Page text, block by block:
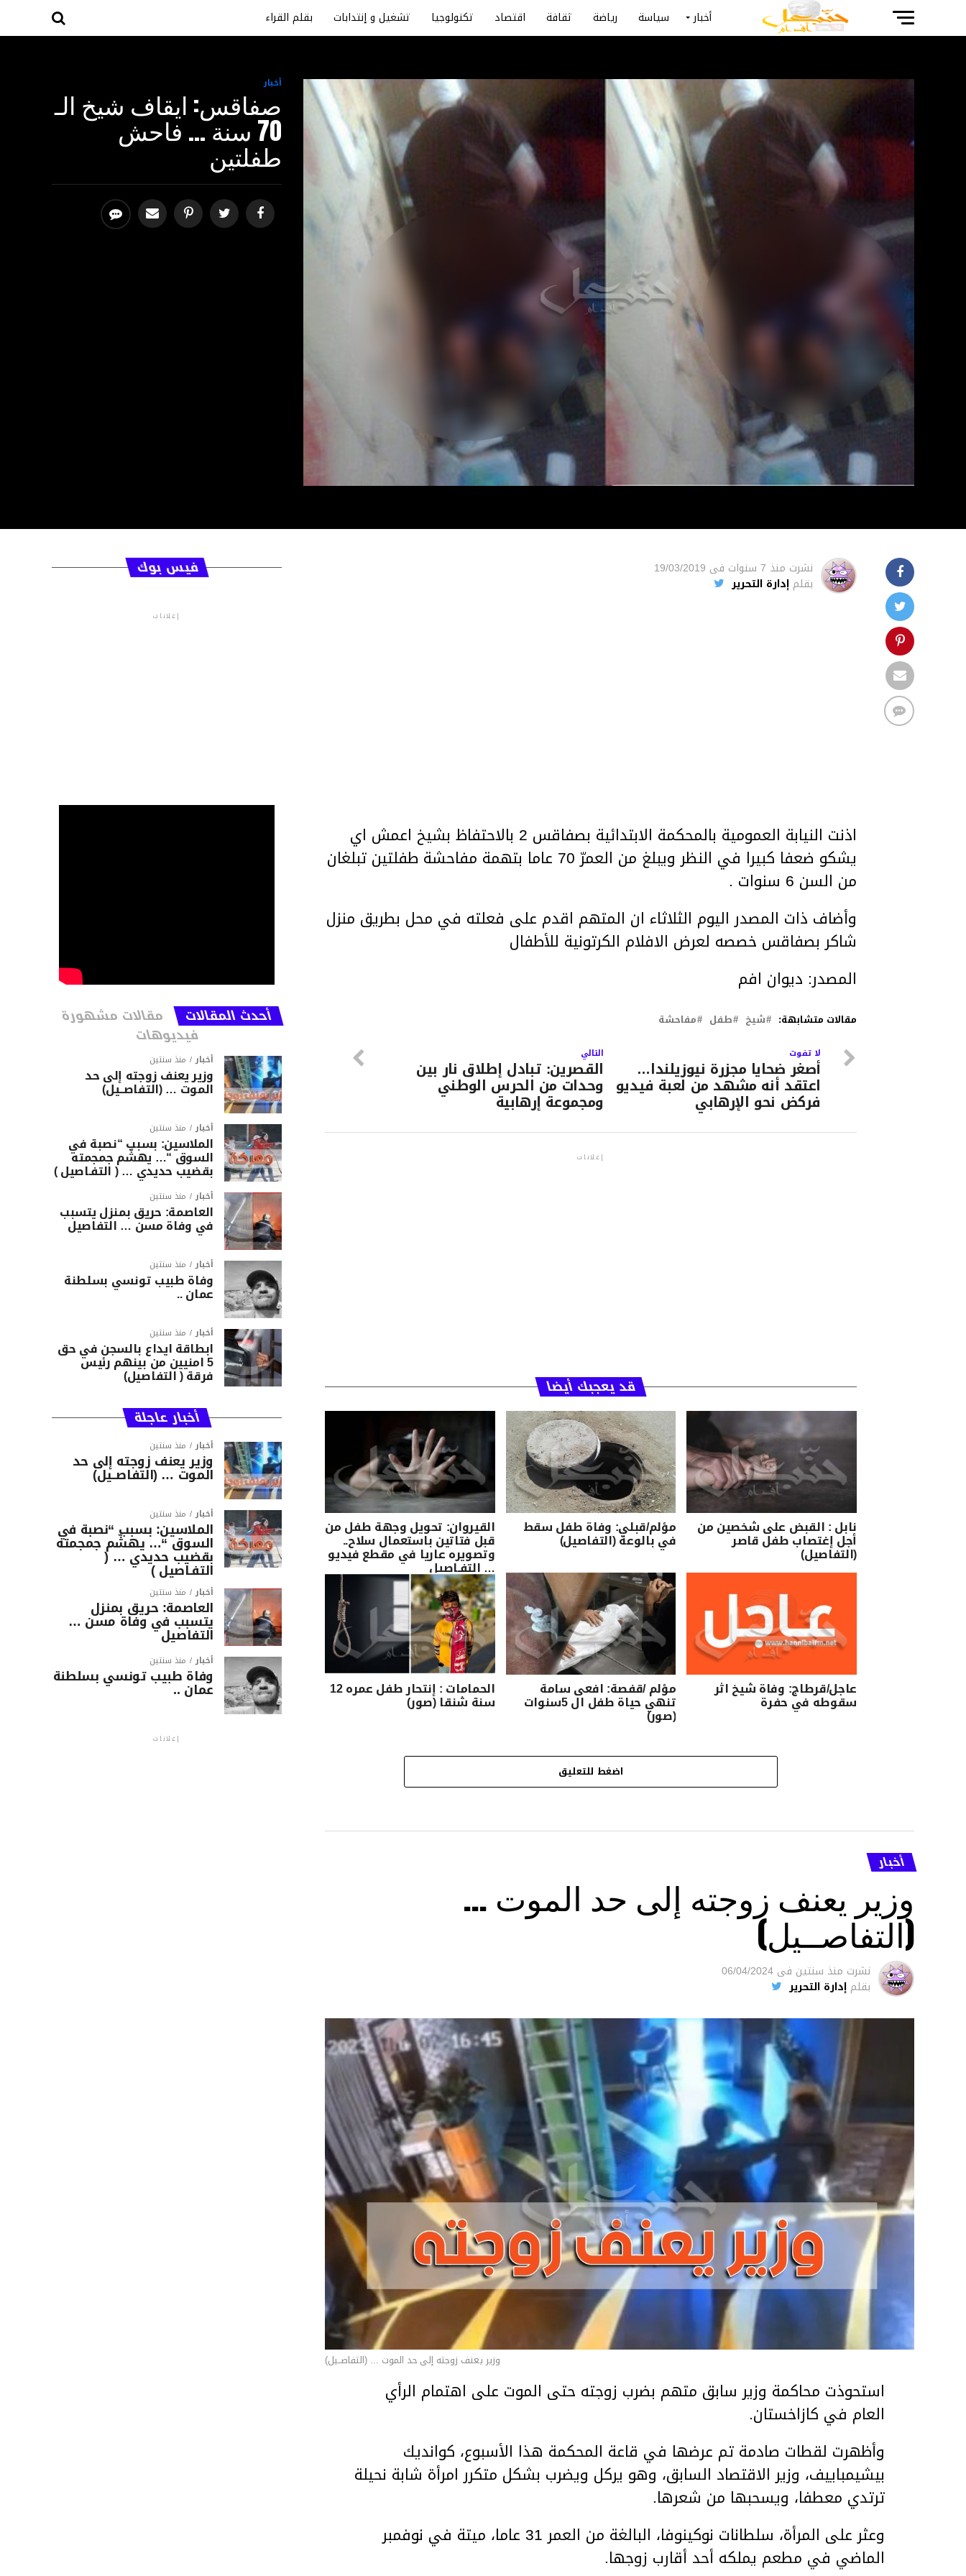
أخبار سياسة رياضة ثقافة اقتصاد تكنولوجيا تشغيل و إنتدابات بقلم القراء
أخبار
صفاقس: ايقاف شيخ الـ
70 سنة … فاحش
طفلتين
نشرت منذ 7 سنوات فى 19/03/2019
بقلم إدارة التحرير
اذنت النيابة العمومية بالمحكمة الابتدائية بصفاقس 2 بالاحتفاظ بشيخ اعمش اي
يشكو ضعفا كبيرا في النظر ويبلغ من العمرّ 70 عاما بتهمة مفاحشة طفلتين تبلغان
من السن 6 سنوات .
وأضاف ذات المصدر اليوم الثلاثاء ان المتهم اقدم على فعلته في محل بطريق منزل
شاكر بصفاقس خصصه لعرض الافلام الكرتونية للأطفال
المصدر: ديوان افم
مقالات متشابهة: شيخ طفل مفاحشة
التالي
القصرين: تبادل إطلاق نار بين
وحدات من الحرس الوطني
ومجموعة إرهابية
لا تفوت
أصغر ضحايا مجزرة نيوزيلندا…
اعتقد أنه مشهد من لعبة فيديو
فركض نحو الإرهابي
إعلانات
قد يعجبك أيضا
نابل : القبض على شخصين من
أجل إغتصاب طفل قاصر
(التفاصيل)
مؤلم/قبلي: وفاة طفل سقط
في بالوعة (التفاصيل)
القيروان: تحويل وجهة طفل من
قبل فتاتين باستعمال سلاح..
وتصويره عاريا في مقطع فيديو
… التفـاصيل
عاجل/قرطاج: وفاة شيخ اثر
سقوطه في حفرة
مؤلم /قفصة: افعى سامة
تنهي حياة طفل ال 5سنوات
(صور)
الحمامات : إنتحار طفل عمره 12
سنة شنقا (صور)
اضغط للتعليق
أخبار
وزير يعنف زوجته إلى حد الموت …
(التفاصــيل)
نشرت منذ سنتين فى 06/04/2024
بقلم إدارة التحرير
وزير يعنف زوجته إلى حد الموت ... (التفاصــيل)
استحوذت محاكمة وزير سابق متهم بضرب زوجته حتى الموت على اهتمام الرأي
العام في كازاخستان.
وأظهرت لقطات صادمة تم عرضها في قاعة المحكمة هذا الأسبوع، كوانديك
بيشيمباييف، وزير الاقتصاد السابق، وهو يركل ويضرب بشكل متكرر امرأة شابة نحيلة
ترتدي معطفا، ويسحبها من شعرها.
وعثر على المرأة، سلطانات نوكينوفا، البالغة من العمر 31 عاما، ميتة في نوفمبر
الماضي في مطعم يملكه أحد أقارب زوجها.
فيس بوك
إعلانات
أحدث المقالات مقالات مشهورة
فيديوهات
أخبار منذ سنتين
وزير يعنف زوجته إلى حد
الموت … (التفاصــيل)
أخبار منذ سنتين
الملاسين: بسبب “نصبة في
السوق “… يهشّم جمجمته
بقضيب حديدي … ( التفـاصيل )
أخبار منذ سنتين
العاصمة: حريق بمنزل يتسبب
في وفاة مسن … التفاصيل
أخبار منذ سنتين
وفاة طبيب تونسي بسلطنة
عمان ..
أخبار منذ سنتين
ابطاقة ايداع بالسجن في حق
5 امنيين من بينهم رئيس
فرقة ( التفاصيل)
أخبار عاجلة
أخبار منذ سنتين
وزير يعنف زوجته إلى حد
الموت … (التفاصــيل)
أخبار منذ سنتين
الملاسين: بسبب “نصبة في
السوق “… يهشّم جمجمته
بقضيب حديدي … (
التفـاصيل )
أخبار منذ سنتين
العاصمة: حريق بمنزل
يتسبب في وفاة مسن …
التفاصيل
أخبار منذ سنتين
وفاة طبيب تونسي بسلطنة
عمان ..
إعلانات